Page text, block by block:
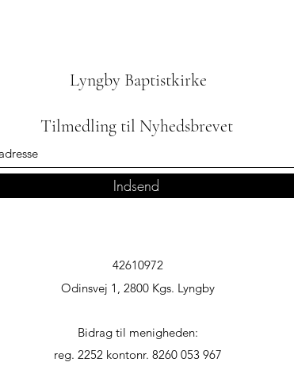
Lyngby Baptistkirke
Tilmedling til Nyhedsbrevet
Indsend
42610972
Odinsvej 1, 2800 Kgs. Lyngby
Bidrag til menigheden:
reg. 2252 kontonr. 8260 053 967